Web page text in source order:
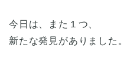
今日は、また１つ、
新たな発見がありました。